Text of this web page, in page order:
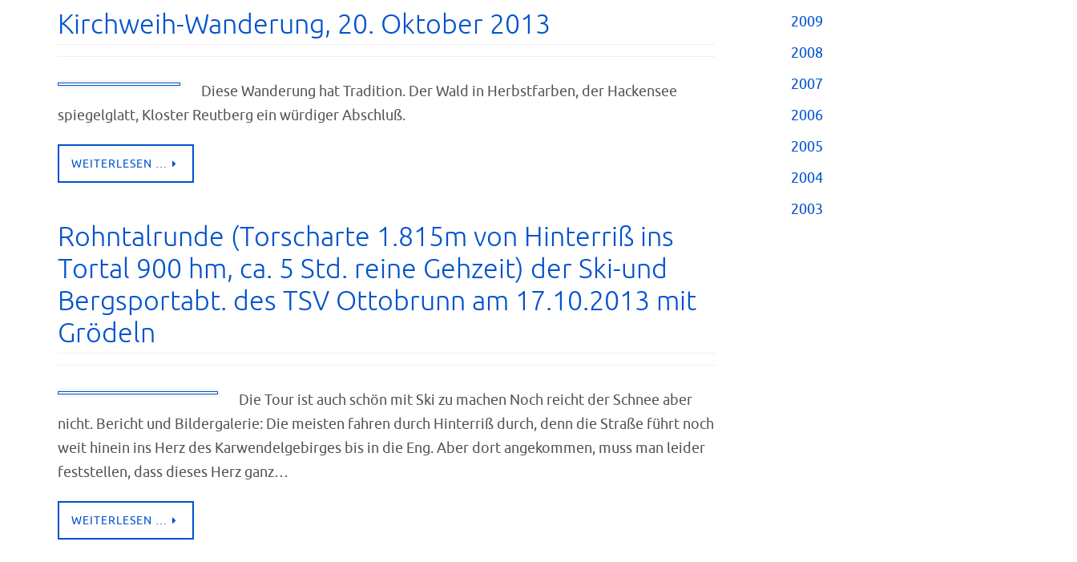
Kirchweih-Wanderung, 20. Oktober 2013
Diese Wanderung hat Tradition. Der Wald in Herbstfarben, der Hackensee
spiegelglatt, Kloster Reutberg ein würdiger Abschluß.
WEITERLESEN …
Rohntalrunde (Torscharte 1.815m von Hinterriß ins
Tortal 900 hm, ca. 5 Std. reine Gehzeit) der Ski-und
Bergsportabt. des TSV Ottobrunn am 17.10.2013 mit
Grödeln
Die Tour ist auch schön mit Ski zu machen Noch reicht der Schnee aber
nicht. Bericht und Bildergalerie: Die meisten fahren durch Hinterriß durch, denn die Straße führt noch
weit hinein ins Herz des Karwendelgebirges bis in die Eng. Aber dort angekommen, muss man leider
feststellen, dass dieses Herz ganz…
WEITERLESEN …
2009
2008
2007
2006
2005
2004
2003